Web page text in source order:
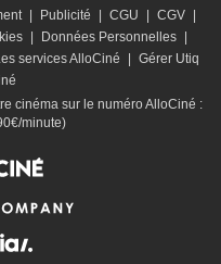
Publicité CGU CGV
Données Personnelles
services AlloCiné
Gérer Utiq
cinéma sur le numéro AlloCiné :
minute)